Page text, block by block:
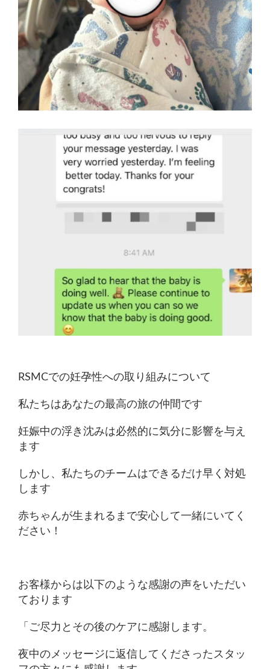
RSMCでの妊孕性への取り組みについて
私たちはあなたの最高の旅の仲間です
妊娠中の浮き沈みは必然的に気分に影響を与え
ます
しかし、私たちのチームはできるだけ早く対処
します
赤ちゃんが生まれるまで安心して一緒にいてく
ださい！
お客様からは以下のような感謝の声をいただい
ております
「ご尽力とその後のケアに感謝します。
夜中のメッセージに返信してくださったスタッ